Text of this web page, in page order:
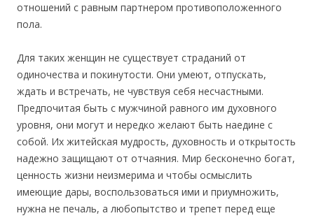
отношений с равным партнером противоположенного
пола.
Для таких женщин не существует страданий от
одиночества и покинутости. Они умеют, отпускать,
ждать и встречать, не чувствуя себя несчастными.
Предпочитая быть с мужчиной равного им духовного
уровня, они могут и нередко желают быть наедине с
собой. Их житейская мудрость, духовность и открытость
надежно защищают от отчаяния. Мир бесконечно богат,
ценность жизни неизмерима и чтобы осмыслить
имеющие дары, воспользоваться ими и приумножить,
нужна не печаль, а любопытство и трепет перед еще